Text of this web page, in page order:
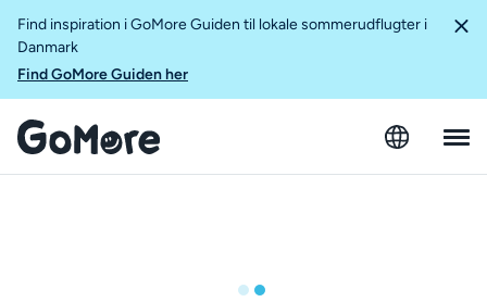
Find inspiration i GoMore Guiden til lokale sommerudflugter i
Danmark
Find GoMore Guiden her